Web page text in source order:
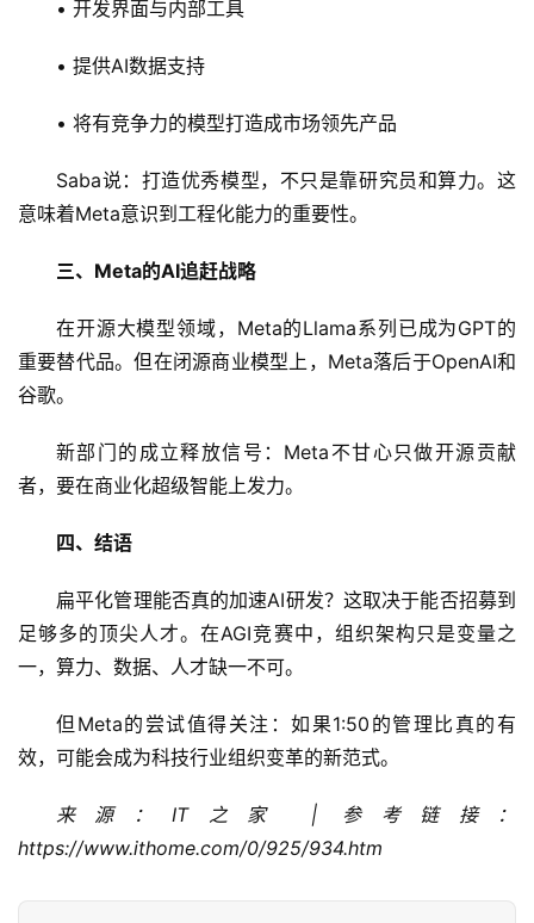
A
开
目
/
登录 注册
• 开发界面与内部工具
• 提供AI数据支持
• 将有竞争力的模型打造成市场领先产品
Saba说：打造优秀模型，不只是靠研究员和算力。这
意味着Meta意识到工程化能力的重要性。
三、Meta的AI追赶战略
在开源大模型领域，Meta的Llama系列已成为GPT的
重要替代品。但在闭源商业模型上，Meta落后于OpenAI和
谷歌。
新部门的成立释放信号：Meta不甘心只做开源贡献
者，要在商业化超级智能上发力。
四、结语
扁平化管理能否真的加速AI研发？这取决于能否招募到
足够多的顶尖人才。在AGI竞赛中，组织架构只是变量之
一，算力、数据、人才缺一不可。
但Meta的尝试值得关注：如果1:50的管理比真的有
效，可能会成为科技行业组织变革的新范式。
来源：IT之家 | 参考链接：
https://www.ithome.com/0/925/934.htm